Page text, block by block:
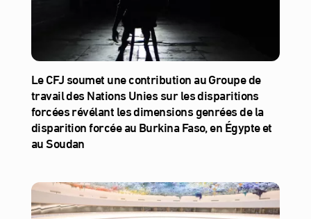
Le CFJ soumet une contribution au Groupe de
travail des Nations Unies sur les disparitions
forcées révélant les dimensions genrées de la
disparition forcée au Burkina Faso, en Égypte et
au Soudan